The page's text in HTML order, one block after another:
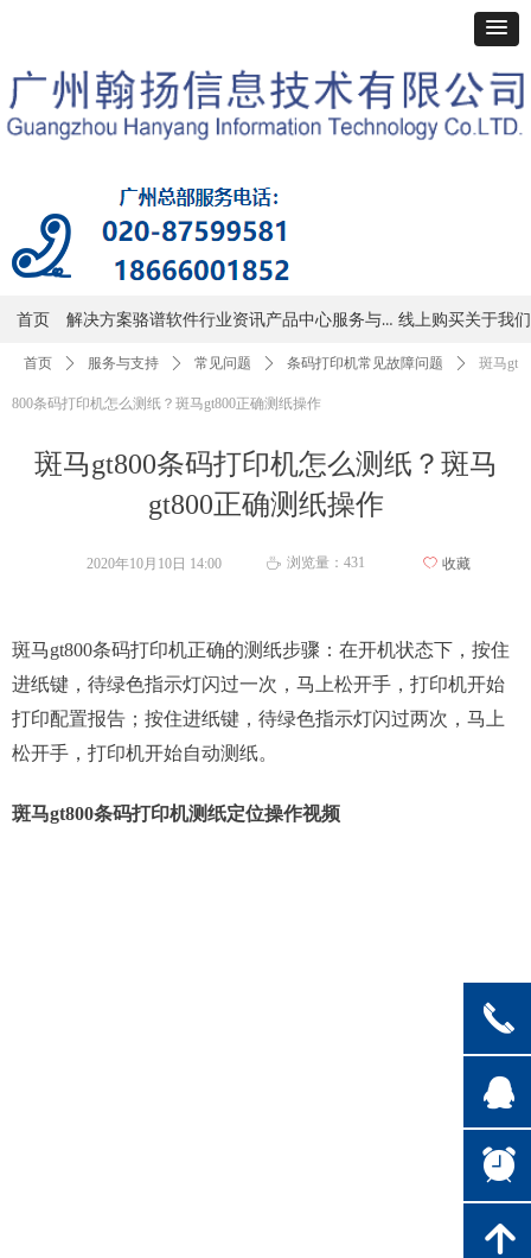
首页 解决方案骆谱软件行业资讯产品中心 服务与支持 线上购买关于我们
斑马gt800条码打印机怎么测纸？斑马
gt800正确测纸操作
首页 ꄲ 服务与支持 ꄲ 常见问题 ꄲ 条码打印机常见故障问题 ꄲ 斑马gt
800条码打印机怎么测纸？斑马gt800正确测纸操作
斑马gt800条码打印机正确的测纸步骤：在开机状态下，按住
进纸键，待绿色指示灯闪过一次，马上松开手，打印机开始
打印配置报告；按住进纸键，待绿色指示灯闪过两次，马上
松开手，打印机开始自动测纸。
斑马gt800条码打印机测纸定位操作视频
2020年10月10日 14:00 ꄘ 浏览量： 431 ꄀ 收藏
끅
뀩
뀥
녕